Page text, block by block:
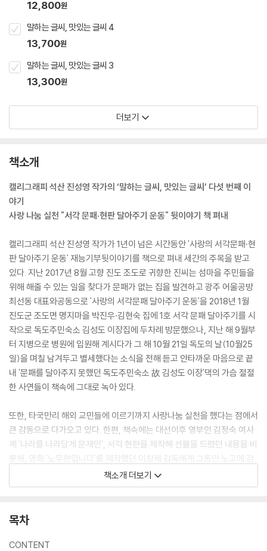
12,800원
말하는 글씨, 맛있는 글씨 4
13,700원
말하는 글씨, 맛있는 글씨 3
13,300원
더보기
책소개
캘리그래피 석산 진성영 작가의 ‘말하는 글씨, 맛있는 글씨’ 다섯 번째 이
야기
사랑 나눔 실천 "서각 문패·현판 달아주기 운동" 뒷이야기 책 펴내
캘리그래피 석산 진성영 작가가 1년이 넘은 시간동안 '사랑의 서각문패·현
판 달아주기 운동' 재능기부뒷이야기를 책으로 펴내 세간의 주목을 받고
있다. 지난 2017년 8월 고향 진도 조도로 귀향한 진씨는 섬마을 주민들을
위해 해줄 수 있는 일을 찾다가 문패가 없는 집을 발견하고 광주 어울공방
최선동 대표와공동으로 '사랑의 서각문패 달아주기 운동'을 2018년 1월
진도군 조도면 명지마을 박진우·김현숙 집에 1호 서각 문패 달아주기를 시
작으로 독도주민숙소 김성도 이장집에 두차례 방문했으나, 지난 해 9월부
터 지병으로 병원에 입원해 계시다가 그 해 10월 21일 독도의 날(10월25
일)을 며칠 남겨두고 별세했다는 소식을 전해 듣고 안타까운 마음으로 끝
내 '문패를 달아주지 못했던 독도주민숙소 故 김성도 이장'댁의 가슴 절절
한 사연들이 책속에 그대로 녹아 있다.
또한, 타국만리 해외 교민들에 이르기까지 사랑나눔 실천을 했다는 점에서
큰 감동으로 다가오고 있다. 한편, 책속에는 대선이후 영부인 김정숙 여사
께 '나라를 나라답게 문재인', 서각 현판을 제작해 선물을 드렸던 내용을 비
롯해, 영화 '노무현입니다'를 제작했던 이창재 감독에게 그동안 노고에 감
사함을 전하기 위해 '우리가 노무현입니다'를 서각패로, 평택 장애인 합창
단(푸른날개 합창단) 창단 축하기념으로 '더 큰 희망을 노래하라'를 새긴
서 꾸준한 작품활동을 펼치고 있으면서 평생 39권의 책출간을 목표로 하
책소개 더보기
목차
CONTENT